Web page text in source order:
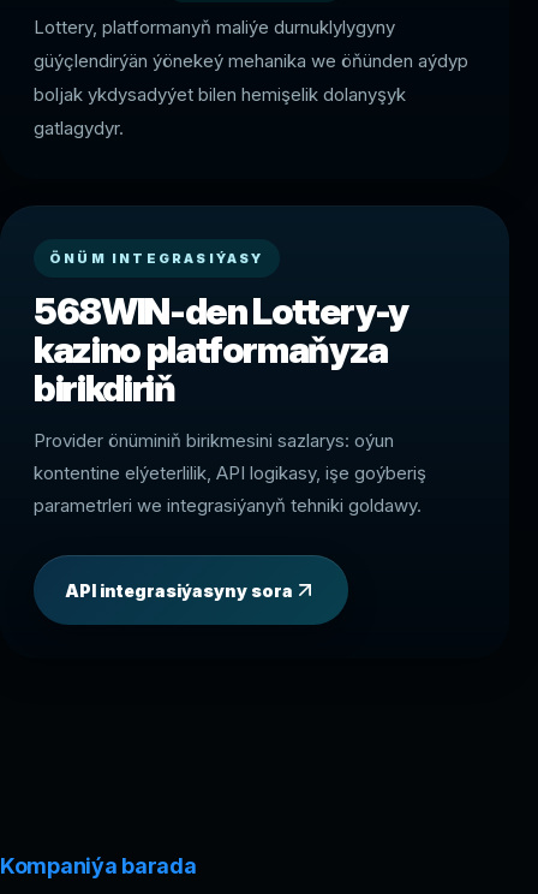
Lottery, platformanyň maliýe durnuklylygyny
güýçlendirýän ýönekeý mehanika we öňünden aýdyp
boljak ykdysadyýet bilen hemişelik dolanyşyk
gatlagydyr.
ÖNÜM INTEGRASIÝASY
568WIN-den Lottery-y
kazino platformaňyza
birikdiriň
Provider önüminiň birikmesini sazlarys: oýun
kontentine elýeterlilik, API logikasy, işe goýberiş
parametrleri we integrasiýanyň tehniki goldawy.
API integrasiýasyny sora
Kompaniýa barada